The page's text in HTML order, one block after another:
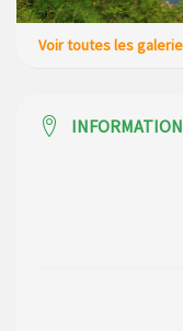
Voir toutes les